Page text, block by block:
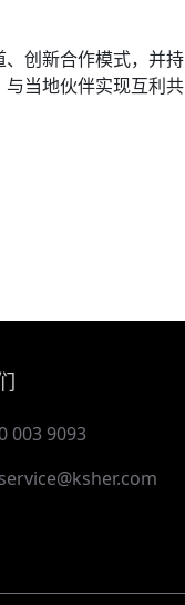
创新合作模式，并持
当地伙伴实现互利共
003 9093